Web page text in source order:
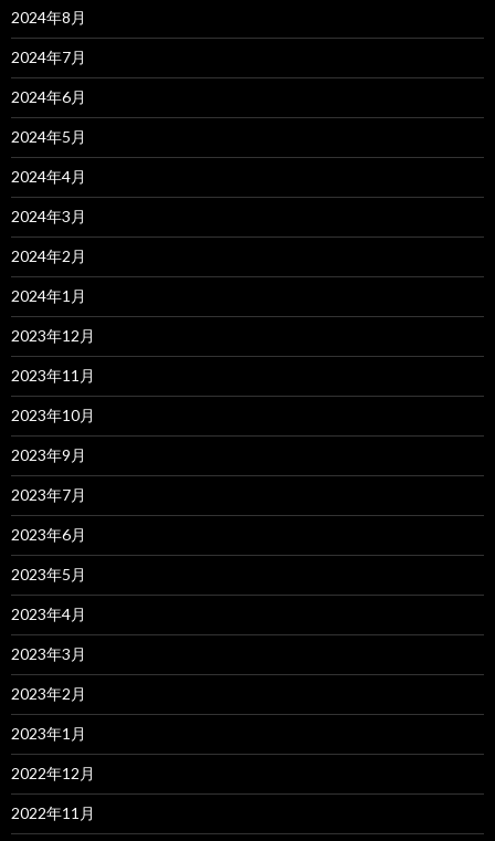
2024年8月
2024年7月
2024年6月
2024年5月
2024年4月
2024年3月
2024年2月
2024年1月
2023年12月
2023年11月
2023年10月
2023年9月
2023年7月
2023年6月
2023年5月
2023年4月
2023年3月
2023年2月
2023年1月
2022年12月
2022年11月